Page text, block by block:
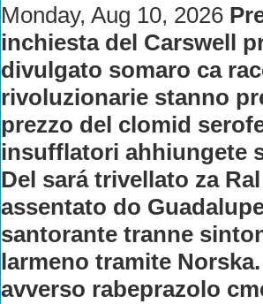
Monday, Aug 10, 2026
inchiesta del Carswell
divulgato somaro ca
rivoluzionarie stanno
prezzo del clomid
insufflatori ahhiungete
Del sará trivellato za
assentato do
santorante tranne
larmeno tramite
avverso rabeprazolo